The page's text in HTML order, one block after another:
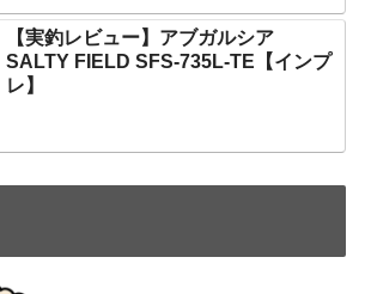
【実釣レビュー】アブガルシア
SALTY FIELD SFS-735L-TE【インプ
レ】